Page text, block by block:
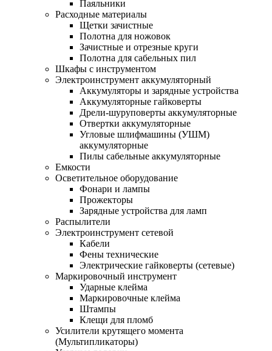
Паяльники
Расходные материалы
Щетки зачистные
Полотна для ножовок
Зачистные и отрезные круги
Полотна для сабельных пил
Шкафы с инструментом
Электроинструмент аккумуляторный
Аккумуляторы и зарядные устройства
Аккумуляторные гайковерты
Дрели-шуруповерты аккумуляторные
Отвертки аккумуляторные
Угловые шлифмашины (УШМ)
аккумуляторные
Пилы сабельные аккумуляторные
Емкости
Осветительное оборудование
Фонари и лампы
Прожекторы
Зарядные устройства для ламп
Распылители
Электроинструмент сетевой
Кабели
Фены технические
Электрические гайковерты (сетевые)
Маркировочный инструмент
Ударные клейма
Маркировочные клейма
Штампы
Клещи для пломб
Усилители крутящего момента
(Мультипликаторы)